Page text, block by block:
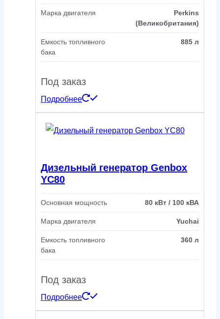
Марка двигателя
Perkins
(Великобритания)
Емкость топливного
бака
885 л
Под заказ
Подробнее
Дизельный генератор Genbox
YC80
Основная мощность 80 кВт / 100 кВА
Марка двигателя Yuchai
Емкость топливного
бака
360 л
Под заказ
Подробнее